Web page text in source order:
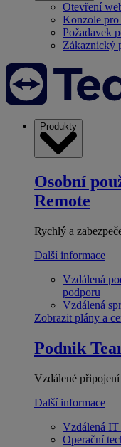
Otevření
Konzole pro
Požadavek
Zákaznický
Produkty
Osobní
Remote
Rychlý a
Další informace
Vzdálená
podporu
Vzdálená
Zobrazit plány a
Podnik
Vzdálené připojení
Další informace
Vzdálená IT
Operační